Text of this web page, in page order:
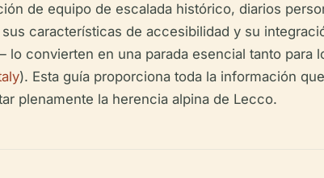
de equipo de escalada histórico, diarios
características de accesibilidad y su
convierten en una parada esencial tanto para
). Esta guía proporciona toda la información
plenamente la herencia alpina de Lecco.